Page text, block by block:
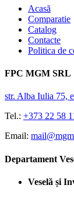
Acasă
Comparatie
Catalog
Contacte
Politica de
FPC MGM SRL
str. Alba Iulia 75,
Tel.: +373 22 58
Email:
Departament
Veselă și